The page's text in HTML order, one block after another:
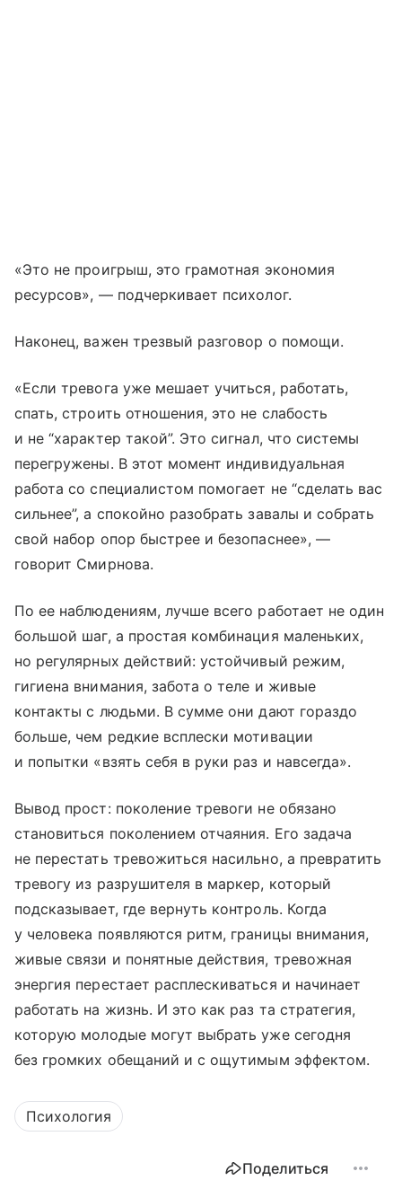
«Это не проигрыш, это грамотная экономия
ресурсов», — подчеркивает психолог.
Наконец, важен трезвый разговор о помощи.
«Если тревога уже мешает учиться, работать,
спать, строить отношения, это не слабость
и не “характер такой”. Это сигнал, что системы
перегружены. В этот момент индивидуальная
работа со специалистом помогает не “сделать вас
сильнее”, а спокойно разобрать завалы и собрать
свой набор опор быстрее и безопаснее», —
говорит Смирнова.
По ее наблюдениям, лучше всего работает не один
большой шаг, а простая комбинация маленьких,
но регулярных действий: устойчивый режим,
гигиена внимания, забота о теле и живые
контакты с людьми. В сумме они дают гораздо
больше, чем редкие всплески мотивации
и попытки «взять себя в руки раз и навсегда».
Вывод прост: поколение тревоги не обязано
становиться поколением отчаяния. Его задача
не перестать тревожиться насильно, а превратить
тревогу из разрушителя в маркер, который
подсказывает, где вернуть контроль. Когда
у человека появляются ритм, границы внимания,
живые связи и понятные действия, тревожная
энергия перестает расплескиваться и начинает
работать на жизнь. И это как раз та стратегия,
которую молодые могут выбрать уже сегодня
без громких обещаний и с ощутимым эффектом.
Психология
Поделиться